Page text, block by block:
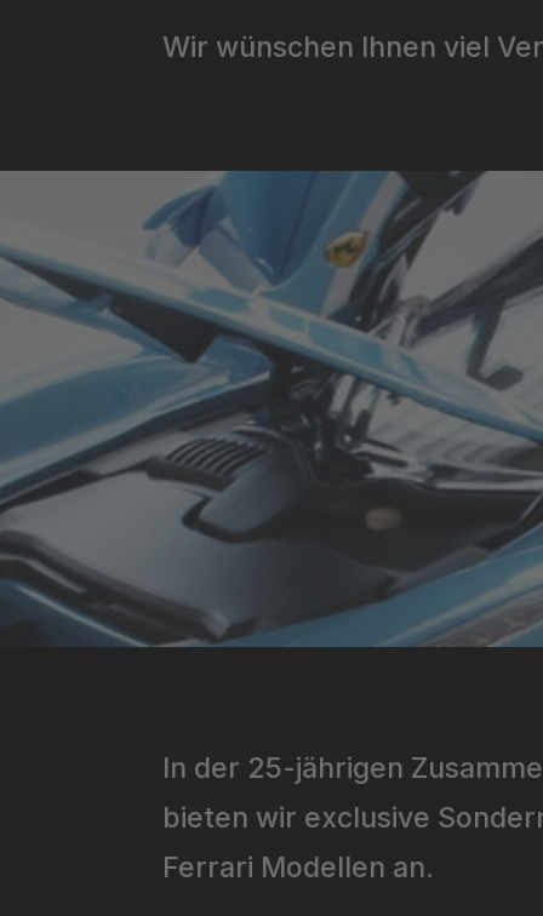
Wir wünschen Ihnen viel
In der 25-jährigen
bieten wir exclusive
Ferrari Modellen an.